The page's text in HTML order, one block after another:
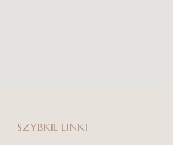
SZYBKIE LINKI